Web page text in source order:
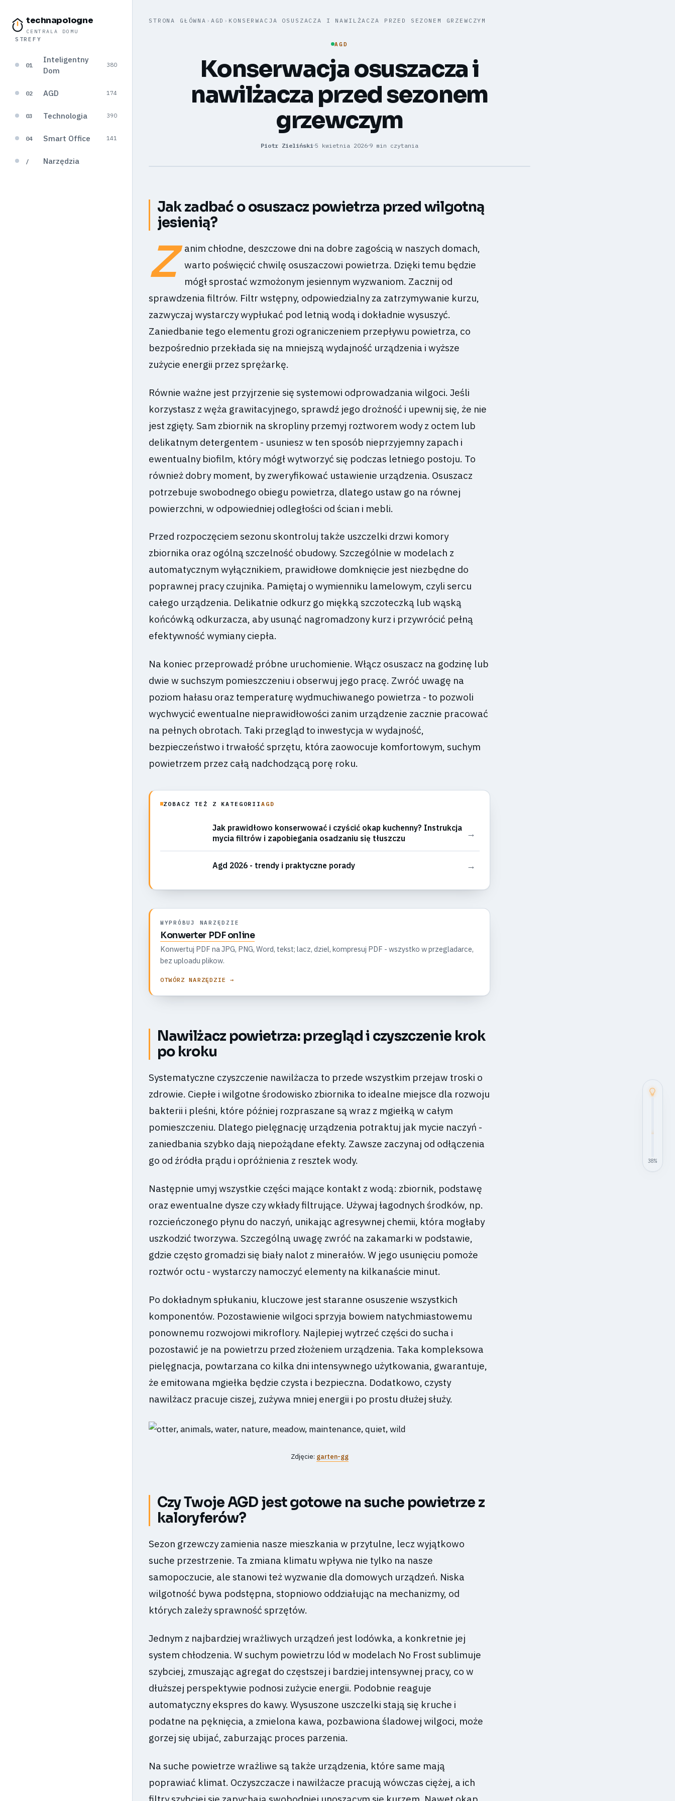
technapologne
CENTRALA DOMU
STREFY
01
Inteligentny
Dom
380
02 AGD 174
03 Technologia 390
04 Smart Office 141
/ Narzędzia
38%
STRONA GŁÓWNA › AGD › KONSERWACJA OSUSZACZA I NAWILŻACZA PRZED SEZONEM GRZEWCZYM
AGD
Konserwacja osuszacza i
nawilżacza przed sezonem
grzewczym
Piotr Zieliński 5 kwietnia 2026 9 min czytania
Jak zadbać o osuszacz powietrza przed wilgotną
jesienią?
Z
anim chłodne, deszczowe dni na dobre zagością w naszych domach,
warto poświęcić chwilę osuszaczowi powietrza. Dzięki temu będzie
mógł sprostać wzmożonym jesiennym wyzwaniom. Zacznij od
sprawdzenia filtrów. Filtr wstępny, odpowiedzialny za zatrzymywanie kurzu,
zazwyczaj wystarczy wypłukać pod letnią wodą i dokładnie wysuszyć.
Zaniedbanie tego elementu grozi ograniczeniem przepływu powietrza, co
bezpośrednio przekłada się na mniejszą wydajność urządzenia i wyższe
zużycie energii przez sprężarkę.
Równie ważne jest przyjrzenie się systemowi odprowadzania wilgoci. Jeśli
korzystasz z węża grawitacyjnego, sprawdź jego drożność i upewnij się, że nie
jest zgięty. Sam zbiornik na skropliny przemyj roztworem wody z octem lub
delikatnym detergentem - usuniesz w ten sposób nieprzyjemny zapach i
ewentualny biofilm, który mógł wytworzyć się podczas letniego postoju. To
również dobry moment, by zweryfikować ustawienie urządzenia. Osuszacz
potrzebuje swobodnego obiegu powietrza, dlatego ustaw go na równej
powierzchni, w odpowiedniej odległości od ścian i mebli.
Przed rozpoczęciem sezonu skontroluj także uszczelki drzwi komory
zbiornika oraz ogólną szczelność obudowy. Szczególnie w modelach z
automatycznym wyłącznikiem, prawidłowe domknięcie jest niezbędne do
poprawnej pracy czujnika. Pamiętaj o wymienniku lamelowym, czyli sercu
całego urządzenia. Delikatnie odkurz go miękką szczoteczką lub wąską
końcówką odkurzacza, aby usunąć nagromadzony kurz i przywrócić pełną
efektywność wymiany ciepła.
Na koniec przeprowadź próbne uruchomienie. Włącz osuszacz na godzinę lub
dwie w suchszym pomieszczeniu i obserwuj jego pracę. Zwróć uwagę na
poziom hałasu oraz temperaturę wydmuchiwanego powietrza - to pozwoli
wychwycić ewentualne nieprawidłowości zanim urządzenie zacznie pracować
na pełnych obrotach. Taki przegląd to inwestycja w wydajność,
bezpieczeństwo i trwałość sprzętu, która zaowocuje komfortowym, suchym
powietrzem przez całą nadchodzącą porę roku.
ZOBACZ TEŻ Z KATEGORII AGD
Jak prawidłowo konserwować i czyścić okap kuchenny? Instrukcja
mycia filtrów i zapobiegania osadzaniu się tłuszczu
→
Agd 2026 - trendy i praktyczne porady →
WYPRÓBUJ NARZĘDZIE
Konwerter PDF online
Konwertuj PDF na JPG, PNG, Word, tekst; lacz, dziel, kompresuj PDF - wszystko w przegladarce,
bez uploadu plikow.
OTWÓRZ NARZĘDZIE →
Nawilżacz powietrza: przegląd i czyszczenie krok
po kroku
Systematyczne czyszczenie nawilżacza to przede wszystkim przejaw troski o
zdrowie. Ciepłe i wilgotne środowisko zbiornika to idealne miejsce dla rozwoju
bakterii i pleśni, które później rozpraszane są wraz z mgiełką w całym
pomieszczeniu. Dlatego pielęgnację urządzenia potraktuj jak mycie naczyń -
zaniedbania szybko dają niepożądane efekty. Zawsze zaczynaj od odłączenia
go od źródła prądu i opróżnienia z resztek wody.
Następnie umyj wszystkie części mające kontakt z wodą: zbiornik, podstawę
oraz ewentualne dysze czy wkłady filtrujące. Używaj łagodnych środków, np.
rozcieńczonego płynu do naczyń, unikając agresywnej chemii, która mogłaby
uszkodzić tworzywa. Szczególną uwagę zwróć na zakamarki w podstawie,
gdzie często gromadzi się biały nalot z minerałów. W jego usunięciu pomoże
roztwór octu - wystarczy namoczyć elementy na kilkanaście minut.
Po dokładnym spłukaniu, kluczowe jest staranne osuszenie wszystkich
komponentów. Pozostawienie wilgoci sprzyja bowiem natychmiastowemu
ponownemu rozwojowi mikroflory. Najlepiej wytrzeć części do sucha i
pozostawić je na powietrzu przed złożeniem urządzenia. Taka kompleksowa
pielęgnacja, powtarzana co kilka dni intensywnego użytkowania, gwarantuje,
że emitowana mgiełka będzie czysta i bezpieczna. Dodatkowo, czysty
nawilżacz pracuje ciszej, zużywa mniej energii i po prostu dłużej służy.
Zdjęcie: garten-gg
Czy Twoje AGD jest gotowe na suche powietrze z
kaloryferów?
Sezon grzewczy zamienia nasze mieszkania w przytulne, lecz wyjątkowo
suche przestrzenie. Ta zmiana klimatu wpływa nie tylko na nasze
samopoczucie, ale stanowi też wyzwanie dla domowych urządzeń. Niska
wilgotność bywa podstępna, stopniowo oddziałując na mechanizmy, od
których zależy sprawność sprzętów.
Jednym z najbardziej wrażliwych urządzeń jest lodówka, a konkretnie jej
system chłodzenia. W suchym powietrzu lód w modelach No Frost sublimuje
szybciej, zmuszając agregat do częstszej i bardziej intensywnej pracy, co w
dłuższej perspektywie podnosi zużycie energii. Podobnie reaguje
automatyczny ekspres do kawy. Wysuszone uszczelki stają się kruche i
podatne na pęknięcia, a zmielona kawa, pozbawiona śladowej wilgoci, może
gorzej się ubijać, zaburzając proces parzenia.
Na suche powietrze wrażliwe są także urządzenia, które same mają
poprawiać klimat. Oczyszczacze i nawilżacze pracują wówczas ciężej, a ich